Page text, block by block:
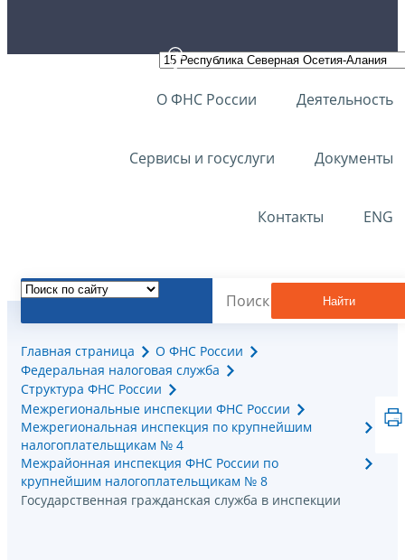
О ФНС России Деятельность
Сервисы и госуслуги Документы
Контакты ENG
Найти
Главная страница
О ФНС России
Федеральная налоговая служба
Структура ФНС России
Межрегиональные инспекции ФНС России
Межрегиональная инспекция по крупнейшим
налогоплательщикам № 4
Межрайонная инспекция ФНС России по
крупнейшим налогоплательщикам № 8
Государственная гражданская служба в инспекции